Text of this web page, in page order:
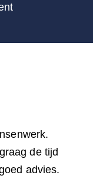
de tijd
advies.